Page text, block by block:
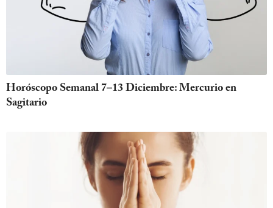
Horóscopo Semanal 7–13 Diciembre: Mercurio en
Sagitario